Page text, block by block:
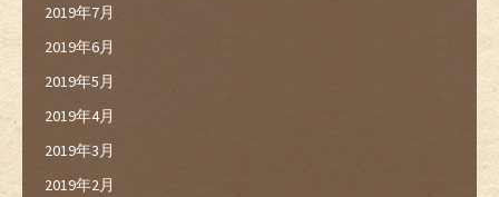
2019年7月
2019年6月
2019年5月
2019年4月
2019年3月
2019年2月